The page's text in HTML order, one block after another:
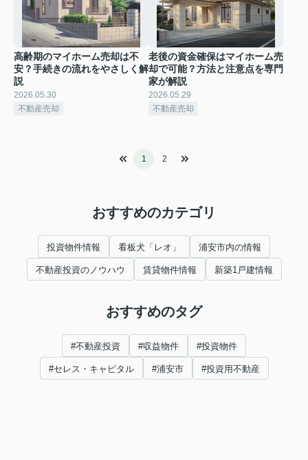
高齢期のマイホーム売却は不
安？手続きの流れをやさしく解
説
2026.05.30
不動産売却
老後の資金確保はマイホーム売
却で可能？方法と注意点を専門
家が解説
2026.05.29
不動産売却
1 2
おすすめのカテゴリ
投資物件情報 看板犬「レオ」 浦安市内の情報
不動産投資のノウハウ 賃貸物件情報 新築1戸建情報
おすすめのタグ
#不動産投資 #収益物件 #投資物件
#セレス・キャピタル #浦安市 #投資用不動産